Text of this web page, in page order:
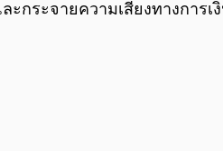
กระจายความเสี่ยงทางการเ